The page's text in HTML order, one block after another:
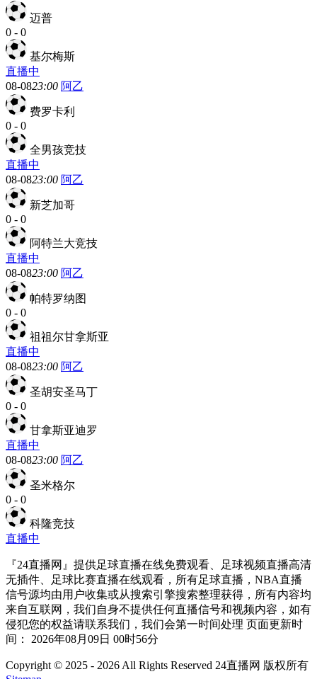
迈普
0 - 0
基尔梅斯
直播中
08-0823:00 阿乙
费罗卡利
0 - 0
全男孩竞技
直播中
08-0823:00 阿乙
新芝加哥
0 - 0
阿特兰大竞技
直播中
08-0823:00 阿乙
帕特罗纳图
0 - 0
祖祖尔甘拿斯亚
直播中
08-0823:00 阿乙
圣胡安圣马丁
0 - 0
甘拿斯亚迪罗
直播中
08-0823:00 阿乙
圣米格尔
0 - 0
科隆竞技
直播中
『24直播网』提供足球直播在线免费观看、足球视频直播高清
无插件、足球比赛直播在线观看，所有足球直播，NBA直播
信号源均由用户收集或从搜索引擎搜索整理获得，所有内容均
来自互联网，我们自身不提供任何直播信号和视频内容，如有
侵犯您的权益请联系我们，我们会第一时间处理 页面更新时
间： 2026年08月09日 00时56分
Copyright © 2025 - 2026 All Rights Reserved 24直播网 版权所有